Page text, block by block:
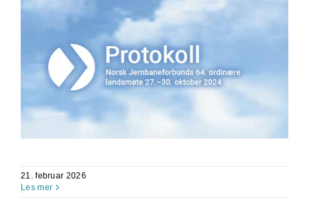
21. februar 2026
Les mer